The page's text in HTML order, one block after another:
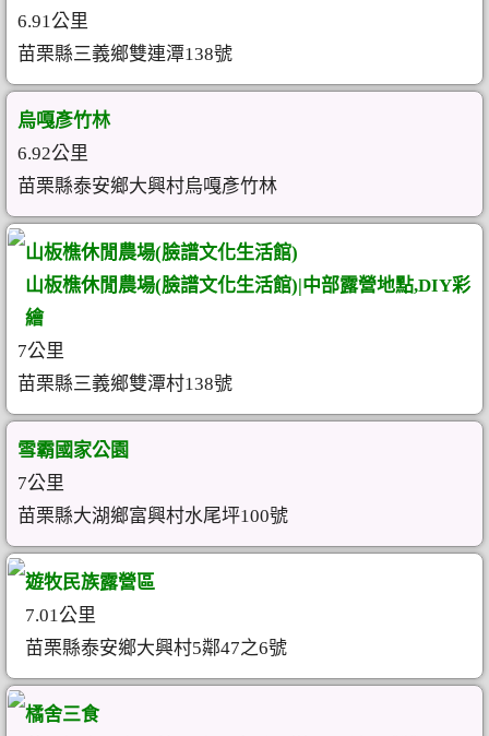
6.91公里
苗栗縣三義鄉雙連潭138號
烏嘎彥竹林
6.92公里
苗栗縣泰安鄉大興村烏嘎彥竹林
山板樵休閒農場(臉譜文化生活館)
山板樵休閒農場(臉譜文化生活館)|中部露營地點,DIY彩
繪
7公里
苗栗縣三義鄉雙潭村138號
雪霸國家公園
7公里
苗栗縣大湖鄉富興村水尾坪100號
遊牧民族露營區
7.01公里
苗栗縣泰安鄉大興村5鄰47之6號
橘舍三食